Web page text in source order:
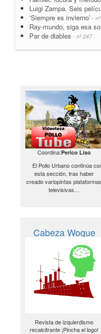
Luigi Zampa. Seis
‘Siempre es invierno’ -
Ray-mundo, siga esa
Par de diables - nº 247
Coordina:Perico Liso
El Pollo Urbano continúa
esta sección, tras haber
creado variopintas plataformas
televisivas…
Cabeza Woque
Revista de izquierdismo
recalcitrante ¡Pincha el logo!